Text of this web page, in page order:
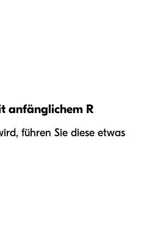
anfänglichem R
führen Sie diese etwas